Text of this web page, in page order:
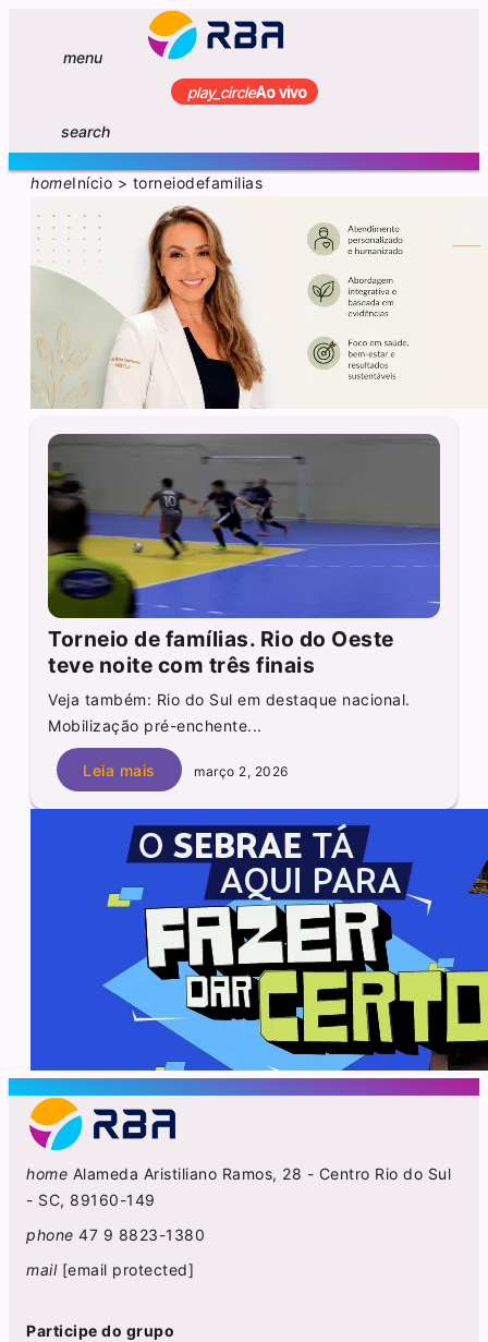
menu
play_circleAo vivo
search
homeInício > torneiodefamilias
Torneio de famílias. Rio do Oeste
teve noite com três finais
Veja também: Rio do Sul em destaque nacional.
Mobilização pré-enchente...
Leia mais março 2, 2026
home Alameda Aristiliano Ramos, 28 - Centro Rio do Sul
- SC, 89160-149
phone 47 9 8823-1380
mail [email protected]
Participe do grupo